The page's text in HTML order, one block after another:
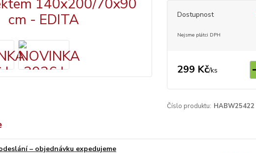
Dostupnost
Nejsme plátci DPH
299 Kč/ks
Číslo produktu: HABW25422
– objednávku expedujeme